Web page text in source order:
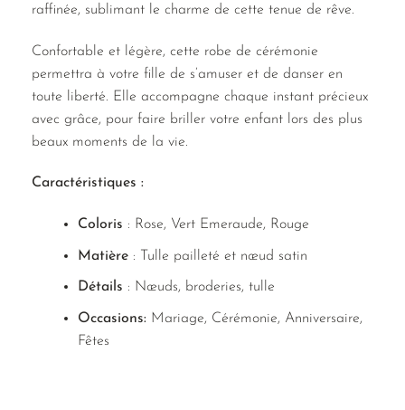
raffinée, sublimant le charme de cette tenue de rêve.
Confortable et légère, cette robe de cérémonie
permettra à votre fille de s’amuser et de danser en
toute liberté. Elle accompagne chaque instant précieux
avec grâce, pour faire briller votre enfant lors des plus
beaux moments de la vie.
Caractéristiques :
Coloris : Rose, Vert Emeraude, Rouge
Matière: Tulle pailleté et nœud satin
Détails : Nœuds, broderies, tulle
Occasions:Mariage, Cérémonie, Anniversaire,
Fêtes